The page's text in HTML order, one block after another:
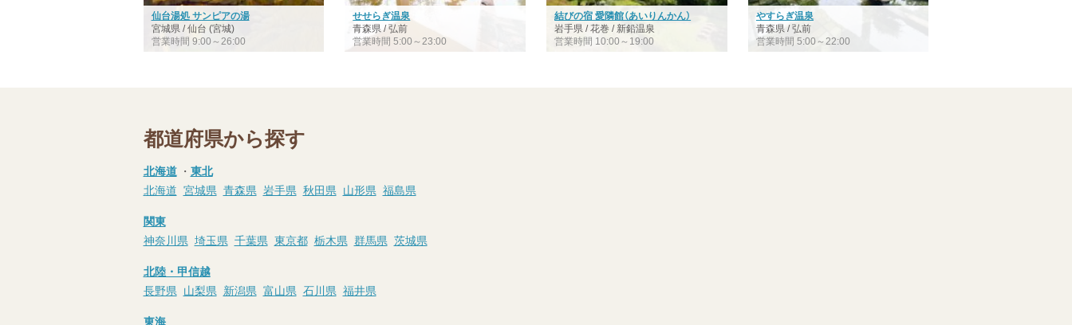
仙台湯処 サンピアの湯
宮城県 / 仙台 (宮城)
営業時間 9:00～26:00
せせらぎ温泉
青森県 / 弘前
営業時間 5:00～23:00
結びの宿 愛隣館（あいりんかん）
岩手県 / 花巻 / 新鉛温泉
営業時間 10:00～19:00
やすらぎ温泉
青森県 / 弘前
営業時間 5:00～22:00
都道府県から探す
北海道・ 東北
北海道 宮城県 青森県 岩手県 秋田県 山形県 福島県
関東
神奈川県 埼玉県 千葉県 東京都 栃木県 群馬県 茨城県
北陸・甲信越
長野県 山梨県 新潟県 富山県 石川県 福井県
東海